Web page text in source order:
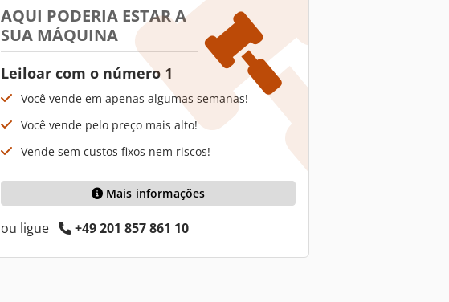
AQUI PODERIA ESTAR A
SUA MÁQUINA
Leiloar com o número 1
Você vende em apenas algumas semanas!
Você vende pelo preço mais alto!
Vende sem custos fixos nem riscos!
Mais informações
ou ligue +49 201 857 861 10